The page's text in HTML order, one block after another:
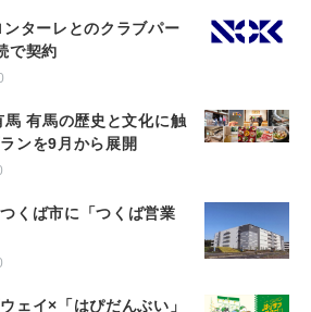
ターレとのクラブパー
で契約
有馬の歴史と文化に触
ンを9月から展開
くば市に「つくば営業
ェイ×「はぴだんぶい」